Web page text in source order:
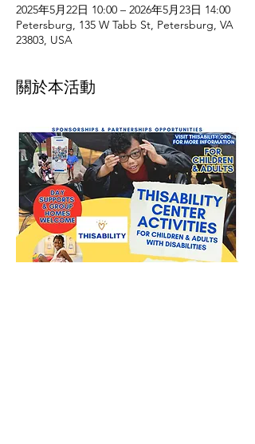
2025年5月22日 10:00 – 2026年5月23日 14:00
Petersburg, 135 W Tabb St, Petersburg, VA
23803, USA
關於本活動